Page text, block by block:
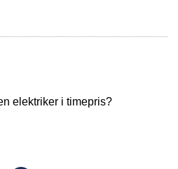
elektriker i timepris?